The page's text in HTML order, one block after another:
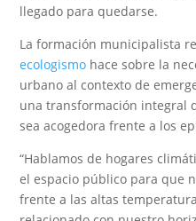
llegado para quedarse.
La formación municipalista
ecologismo hace sobre la
urbano al contexto de
una transformación integral
sea acogedora frente a los
“Hablamos de hogares
el espacio público para que
frente a las altas